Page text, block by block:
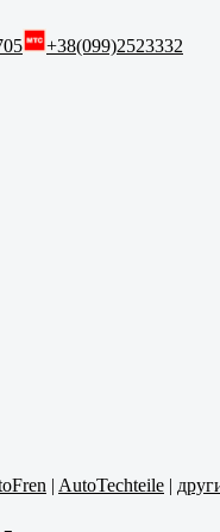
+38(099)2523332
| AutoTechteile |